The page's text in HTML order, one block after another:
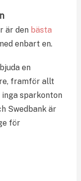
är den bästa
enbart en.
en
framför allt
inga sparkonton
Swedbank är
för